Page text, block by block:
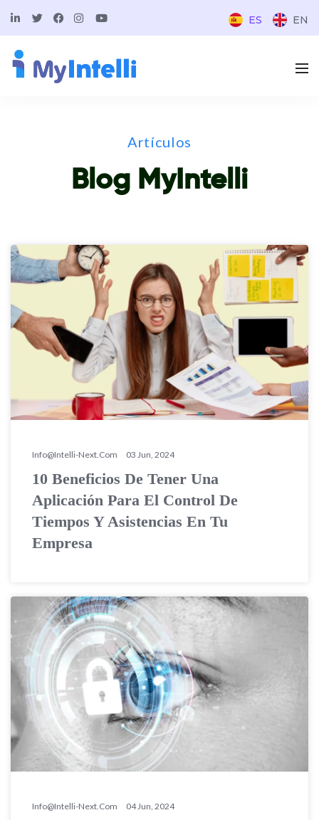
ES EN
Artículos
Blog MyIntelli
Info@intelli-Next.com 03 Jun, 2024
10 Beneficios De Tener Una
Aplicación Para El Control De
Tiempos Y Asistencias En Tu
Empresa
Info@intelli-Next.com 04 Jun, 2024